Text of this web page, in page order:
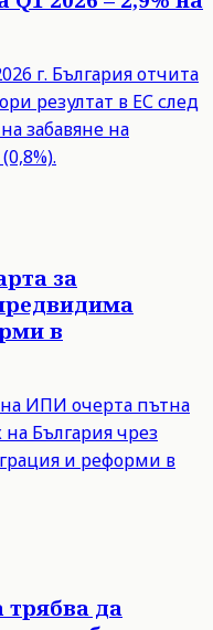
г. България отчита
резултат в ЕС след
забавяне на
за
в
ИПИ очерта пътна
България чрез
и реформи в
трябва да